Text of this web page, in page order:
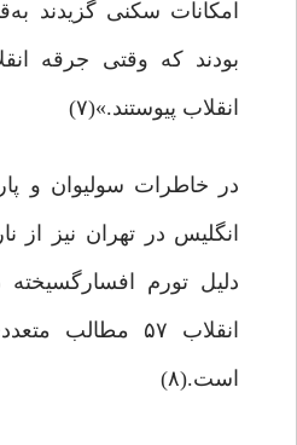
امکانات سکنی گزیدند
بودند که وقتی جرقه
انقلاب پیوستند.»(۷)
در خاطرات سولیوان و
انگلیس در تهران نیز از
دلیل تورم
انقلاب ۵۷
است.(۸)